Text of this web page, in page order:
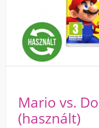
Mario vs.
(használt)